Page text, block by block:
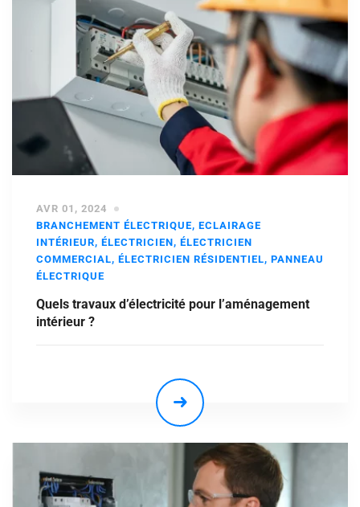
AVR 01, 2024
BRANCHEMENT ÉLECTRIQUE, ECLAIRAGE
INTÉRIEUR, ÉLECTRICIEN, ÉLECTRICIEN
COMMERCIAL, ÉLECTRICIEN RÉSIDENTIEL, PANNEAU
ÉLECTRIQUE
Quels travaux d’électricité pour l’aménagement
intérieur ?